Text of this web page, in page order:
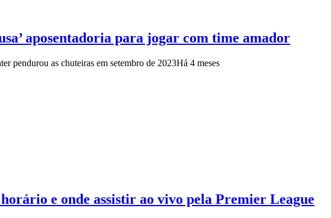
aposentadoria para jogar com time amador
pendurou as chuteiras em setembro de 2023Há 4 meses
e onde assistir ao vivo pela Premier League